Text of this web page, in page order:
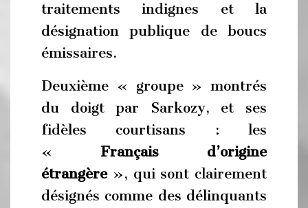
traitements indignes et la
désignation publique de boucs
émissaires.
Deuxième « groupe » montrés
du doigt par Sarkozy, et ses
fidèles courtisans : les
« Français d’origine
étrangère», qui sont clairement
désignés comme des délinquants